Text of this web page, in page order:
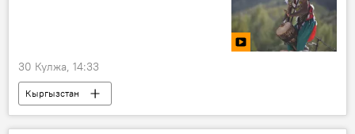
30 Кулжа, 14:33
Кыргызстан
VI Дүйнөлүк көчмөндөр оюндары
музыка